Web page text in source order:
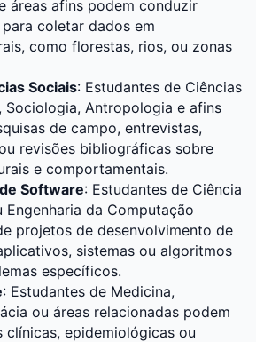
áreas afins podem conduzir
coletar dados em
como florestas, rios, ou zonas
Sociais: Estudantes de Ciências
Sociologia, Antropologia e afins
de campo, entrevistas,
revisões bibliográficas sobre
e comportamentais.
Software: Estudantes de Ciência
da Computação
projetos de desenvolvimento de
sistemas ou algoritmos
específicos.
: Estudantes de Medicina,
ou áreas relacionadas podem
clínicas, epidemiológicas ou